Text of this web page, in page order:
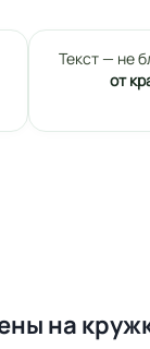
Текст — не
от
на